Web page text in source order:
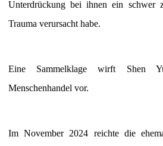
Unterdrückung bei ihnen ein schwer
Trauma verursacht habe.
Eine Sammelklage wirft Shen
Menschenhandel vor.
Im November 2024 reichte die